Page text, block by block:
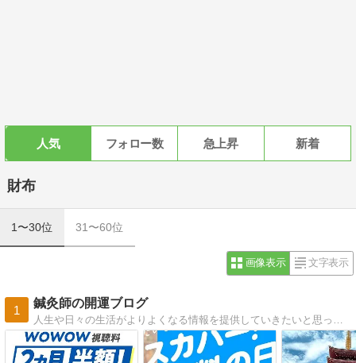
人気 フォロー数 急上昇 新着
財布
1〜30位 31〜60位
画像表示 文字表示
1
鍼灸師の開運ブログ